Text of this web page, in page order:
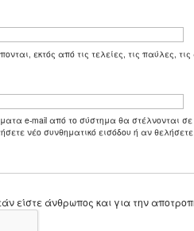
εκτός από τις τελείες, τις παύλες,
e-mail από το σύστημα θα στέλνονται σε
νέο συνθηματικό εισόδου ή αν
είστε άνθρωπος και για την